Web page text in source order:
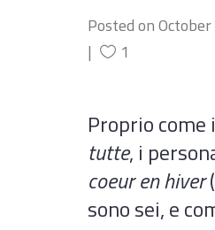
Posted on
1
Proprio come
tutte, i
coeur en hiver
sono sei, e